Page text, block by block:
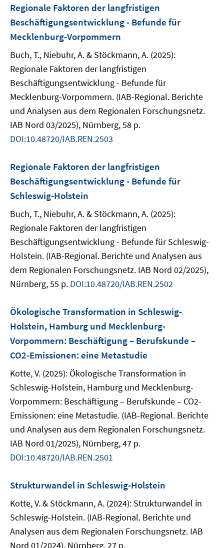
Regionale Faktoren der langfristigen
Beschäftigungsentwicklung - Befunde für
Mecklenburg-Vorpommern
Buch, T., Niebuhr, A. & Stöckmann, A. (2025):
Regionale Faktoren der langfristigen
Beschäftigungsentwicklung - Befunde für
Mecklenburg-Vorpommern. (IAB-Regional. Berichte
und Analysen aus dem Regionalen Forschungsnetz.
IAB Nord 03/2025), Nürnberg, 58 p.
DOI:10.48720/IAB.REN.2503
Regionale Faktoren der langfristigen
Beschäftigungsentwicklung - Befunde für
Schleswig-Holstein
Buch, T., Niebuhr, A. & Stöckmann, A. (2025):
Regionale Faktoren der langfristigen
Beschäftigungsentwicklung - Befunde für Schleswig-
Holstein. (IAB-Regional. Berichte und Analysen aus
dem Regionalen Forschungsnetz. IAB Nord 02/2025),
Nürnberg, 55 p. DOI:10.48720/IAB.REN.2502
Ökologische Transformation in Schleswig-
Holstein, Hamburg und Mecklenburg-
Vorpommern: Beschäftigung – Berufskunde –
CO2-Emissionen: eine Metastudie
Kotte, V. (2025): Ökologische Transformation in
Schleswig-Holstein, Hamburg und Mecklenburg-
Vorpommern: Beschäftigung – Berufskunde – CO2-
Emissionen: eine Metastudie. (IAB-Regional. Berichte
und Analysen aus dem Regionalen Forschungsnetz.
IAB Nord 01/2025), Nürnberg, 47 p.
DOI:10.48720/IAB.REN.2501
Strukturwandel in Schleswig-Holstein
Kotte, V. & Stöckmann, A. (2024): Strukturwandel in
Schleswig-Holstein. (IAB-Regional. Berichte und
Analysen aus dem Regionalen Forschungsnetz. IAB
Nord 01/2024), Nürnberg, 27 p.